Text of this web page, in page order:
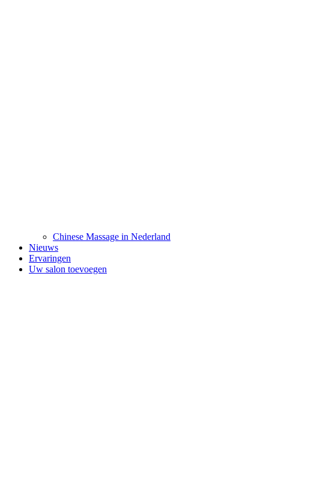
Chinese Massage in Nederland
Nieuws
Ervaringen
Uw salon toevoegen